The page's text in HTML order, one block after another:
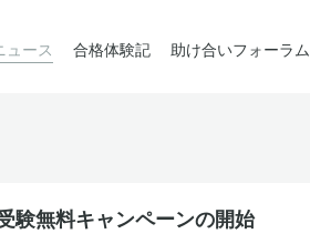
ュース 合格体験記 助け合いフォーラム
験無料キャンペーンの開始